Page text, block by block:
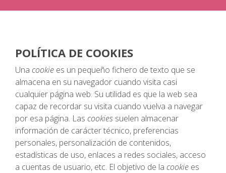
POLÍTICA DE COOKIES
Una cookie es un pequeño fichero de texto que se
almacena en su navegador cuando visita casi
cualquier página web. Su utilidad es que la web sea
capaz de recordar su visita cuando vuelva a navegar
por esa página. Las cookies suelen almacenar
información de carácter técnico, preferencias
personales, personalización de contenidos,
estadísticas de uso, enlaces a redes sociales, acceso
a cuentas de usuario, etc. El objetivo de la cookie es